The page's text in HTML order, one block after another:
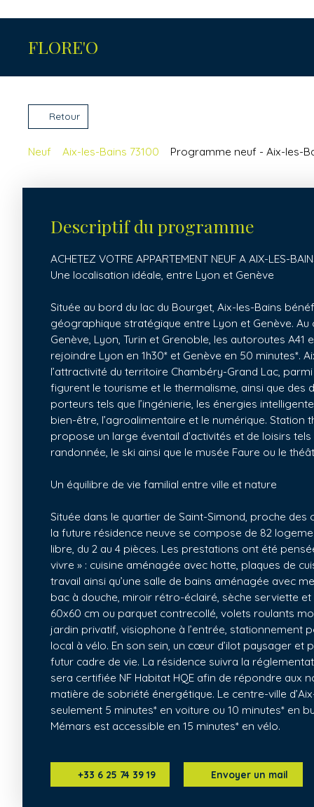
FLORE'O
Retour
Neuf Aix-les-Bains 73100 Programme neuf - Aix-les-
Descriptif du programme
ACHETEZ VOTRE APPARTEMENT NEUF A AIX-LES-
Une localisation idéale, entre Lyon et Genève
Située au bord du lac du Bourget, Aix-les-Bains
géographique stratégique entre Lyon et Genève.
Genève, Lyon, Turin et Grenoble, les autoroutes A41
rejoindre Lyon en 1h30* et Genève en 50 minutes*.
l’attractivité du territoire Chambéry-Grand Lac,
figurent le tourisme et le thermalisme, ainsi que des
porteurs tels que l’ingénierie, les énergies
bien-être, l’agroalimentaire et le numérique. Station
propose un large éventail d’activités et de loisirs tels
randonnée, le ski ainsi que le musée Faure ou le
Un équilibre de vie familial entre ville et nature
Située dans le quartier de Saint-Simond, proche
la future résidence neuve se compose de 82
libre, du 2 au 4 pièces. Les prestations ont été
vivre » : cuisine aménagée avec hotte, plaques de
travail ainsi qu’une salle de bains aménagée avec
bac à douche, miroir rétro-éclairé, sèche serviette
60x60 cm ou parquet contrecollé, volets roulants
jardin privatif, visiophone à l’entrée, stationnement
local à vélo. En son sein, un cœur d’ilot paysager
futur cadre de vie. La résidence suivra la
sera certifiée NF Habitat HQE afin de répondre aux
matière de sobriété énergétique. Le centre-ville
seulement 5 minutes* en voiture ou 10 minutes* en
Mémars est accessible en 15 minutes* en vélo.
+33 6 25 74 39 19 Envoyer un mail